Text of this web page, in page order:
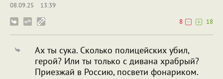
08.09.25
13:39
8
18
Ах ты сука. Сколько полицейских убил,
герой? Или ты только с дивана храбрый?
Приезжай в Россию, посвети фонариком.